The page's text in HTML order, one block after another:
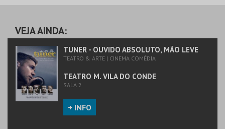
CONDE
MAIS INFO
COMPRAR
MAIS INFO
VEJA AINDA:
TUNER - OUVIDO ABSOLUTO, MÃO LEVE
TEATRO & ARTE | CINEMA COMÉDIA
TEATRO M. VILA DO CONDE
SALA 2
+ INFO